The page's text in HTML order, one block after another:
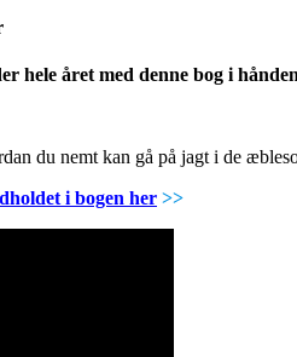
hele året med denne bog i hånden
du nemt kan gå på jagt i de
i bogen her >>